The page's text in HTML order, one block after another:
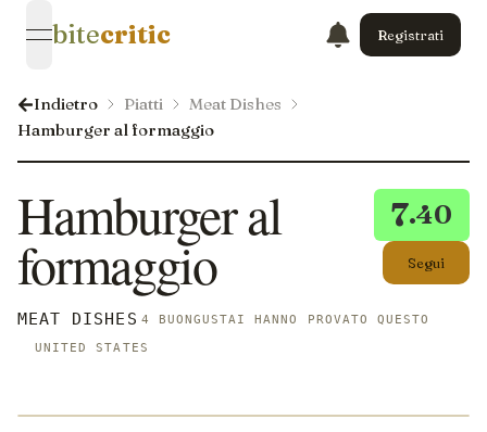
open navigation menu
bitecritic Registrati
Indietro Piatti
Meat Dishes
Hamburger al formaggio
7.40
Segui
Hamburger al
formaggio
MEAT DISHES 4 BUONGUSTAI HANNO PROVATO QUESTO
UNITED STATES